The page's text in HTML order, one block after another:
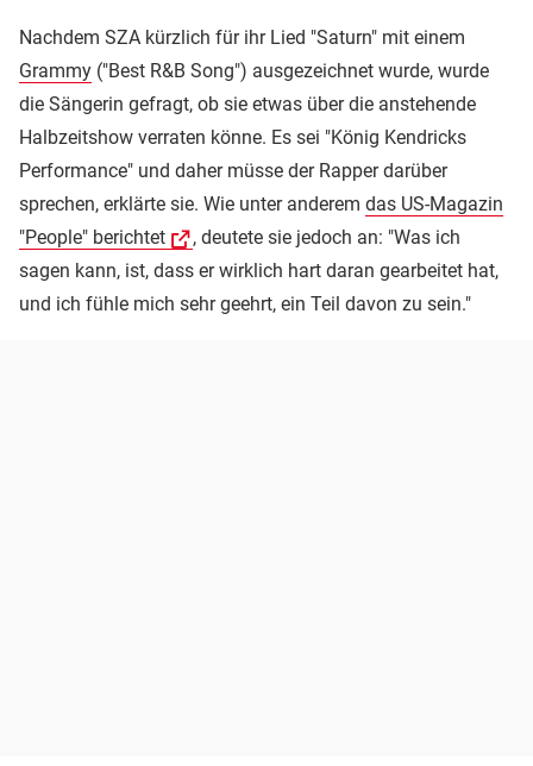
Nachdem SZA kürzlich für ihr Lied "Saturn" mit einem
Grammy ("Best R&B Song") ausgezeichnet wurde, wurde
die Sängerin gefragt, ob sie etwas über die anstehende
Halbzeitshow verraten könne. Es sei "König Kendricks
Performance" und daher müsse der Rapper darüber
sprechen, erklärte sie. Wie unter anderem das US-Magazin
"People" berichtet
, deutete sie jedoch an: "Was ich
sagen kann, ist, dass er wirklich hart daran gearbeitet hat,
und ich fühle mich sehr geehrt, ein Teil davon zu sein."